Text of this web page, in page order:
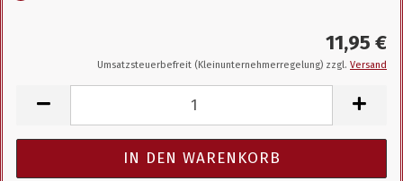
11,95 €
Umsatzsteuerbefreit (Kleinunternehmerregelung) zzgl. Versand